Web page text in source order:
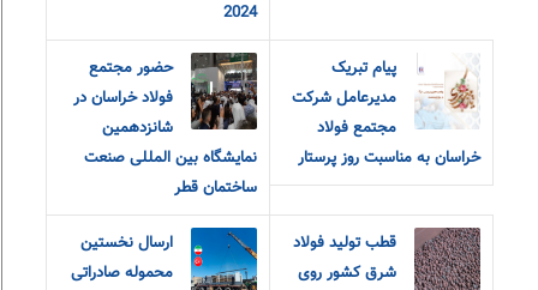
2024
پیام تبریک
مدیرعامل شرکت
مجتمع فولاد
خراسان به مناسبت روز پرستار
حضور مجتمع
فولاد خراسان در
شانزدهمین
نمایشگاه بین المللی صنعت
ساختمان قطر
قطب تولید فولاد
شرق کشور روی
ارسال نخستین
محموله صادراتی